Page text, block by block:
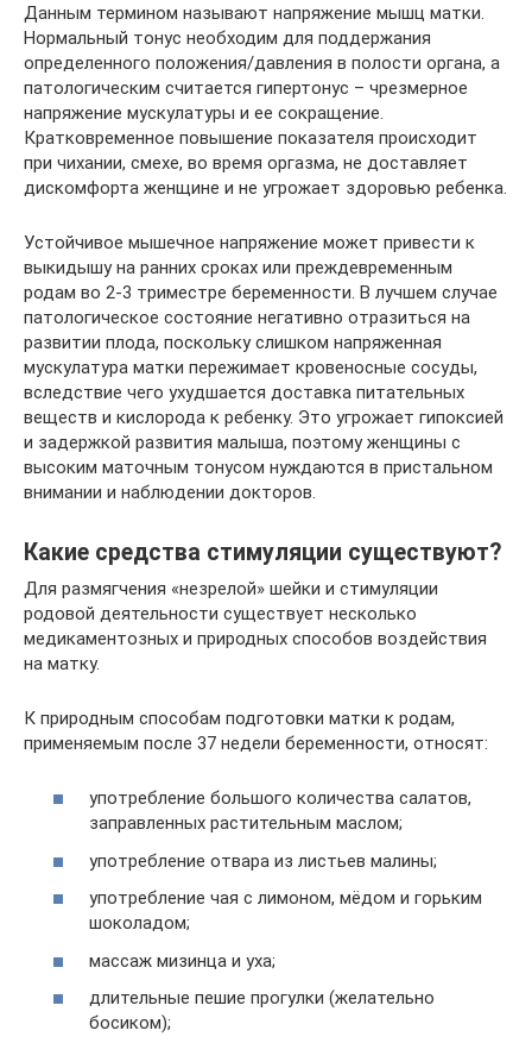
Данным термином называют напряжение мышц матки.
Нормальный тонус необходим для поддержания
определенного положения/давления в полости органа, а
патологическим считается гипертонус – чрезмерное
напряжение мускулатуры и ее сокращение.
Кратковременное повышение показателя происходит
при чихании, смехе, во время оргазма, не доставляет
дискомфорта женщине и не угрожает здоровью ребенка.
Устойчивое мышечное напряжение может привести к
выкидышу на ранних сроках или преждевременным
родам во 2-3 триместре беременности. В лучшем случае
патологическое состояние негативно отразиться на
развитии плода, поскольку слишком напряженная
мускулатура матки пережимает кровеносные сосуды,
вследствие чего ухудшается доставка питательных
веществ и кислорода к ребенку. Это угрожает гипоксией
и задержкой развития малыша, поэтому женщины с
высоким маточным тонусом нуждаются в пристальном
внимании и наблюдении докторов.
Какие средства стимуляции существуют?
Для размягчения «незрелой» шейки и стимуляции
родовой деятельности существует несколько
медикаментозных и природных способов воздействия
на матку.
К природным способам подготовки матки к родам,
применяемым после 37 недели беременности, относят:
употребление большого количества салатов,
заправленных растительным маслом;
употребление отвара из листьев малины;
употребление чая с лимоном, мёдом и горьким
шоколадом;
массаж мизинца и уха;
длительные пешие прогулки (желательно
босиком);